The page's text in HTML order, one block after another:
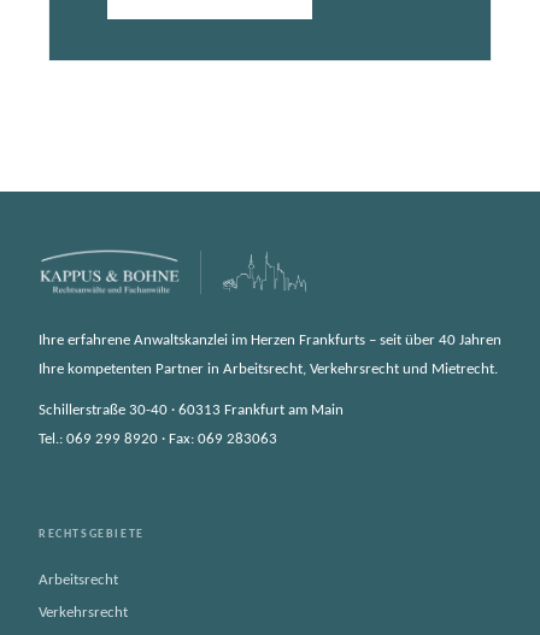
Ihre erfahrene Anwaltskanzlei im Herzen Frankfurts – seit über 40 Jahren
Ihre kompetenten Partner in Arbeitsrecht, Verkehrsrecht und Mietrecht.
Schillerstraße 30-40 · 60313 Frankfurt am Main
Tel.: 069 299 8920 · Fax: 069 283063
RECHTSGEBIETE
Arbeitsrecht
Verkehrsrecht